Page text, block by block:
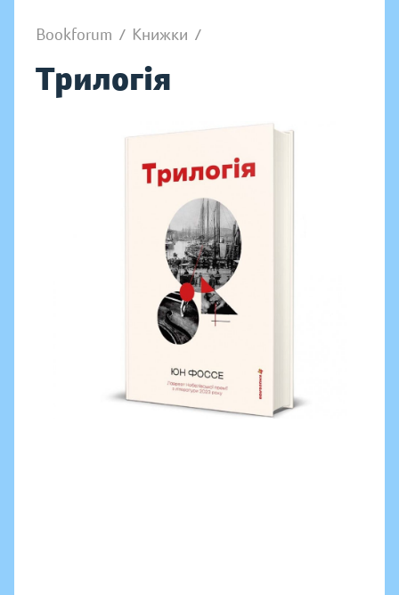
Bookforum / Книжки /
Трилогія